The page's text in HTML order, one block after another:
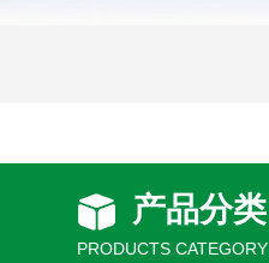
产品分类
PRODUCTS CATEGORY